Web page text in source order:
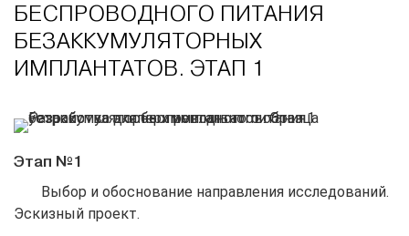
БЕСПРОВОДНОГО ПИТАНИЯ
БЕЗАККУМУЛЯТОРНЫХ
ИМПЛАНТАТОВ. ЭТАП 1
Этап №1
Выбор и обоснование направления исследований.
Эскизный проект.